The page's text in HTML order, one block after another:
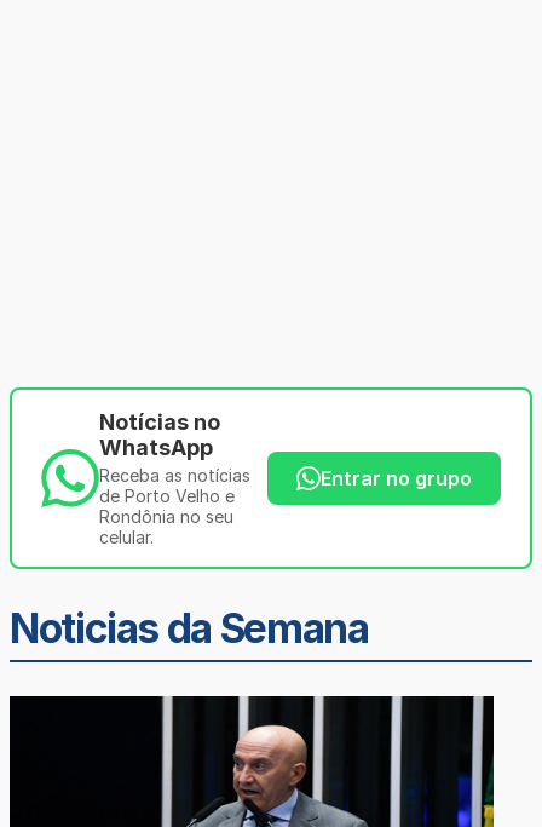
Notícias no
WhatsApp
Receba as notícias
de Porto Velho e
Rondônia no seu
celular.
Entrar no grupo
Noticias da Semana